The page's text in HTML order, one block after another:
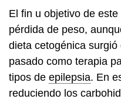
El fin u objetivo de
pérdida de peso,
dieta cetogénica
pasado como terapia
tipos de epilepsia. En
reduciendo los